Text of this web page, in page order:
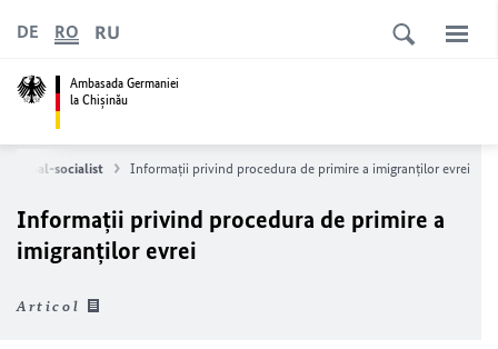
Ambasada Germaniei
la Chişinău
DE RO RU
socialist Informaţii privind procedura de primire a imigranţilor evrei
Informaţii privind procedura de primire a
imigranţilor evrei
Articol